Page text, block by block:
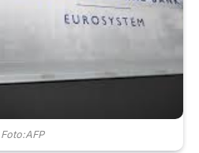
Foto:AFP